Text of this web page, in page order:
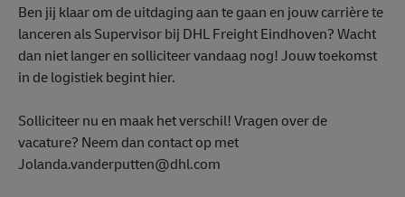
Ben jij klaar om de uitdaging aan te gaan en jouw carrière te
lanceren als Supervisor bij DHL Freight Eindhoven? Wacht
dan niet langer en solliciteer vandaag nog! Jouw toekomst
in de logistiek begint hier.
Solliciteer nu en maak het verschil! Vragen over de
vacature? Neem dan contact op met
Jolanda.vanderputten@dhl.com